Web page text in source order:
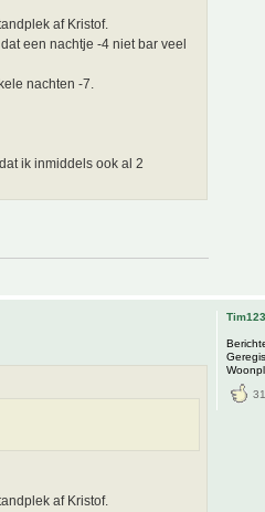
af Kristof.
een nachtje -4 niet bar veel
nachten -7.
ik inmiddels ook al 2
af Kristof.
Tim123